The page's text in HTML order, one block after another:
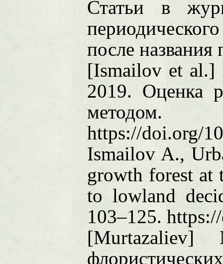
Статьи в
после названия
[Ismailov et
2019. Оценка
https://doi.org/
Ismailov A.,
growth forest at
to lowland
103–125.